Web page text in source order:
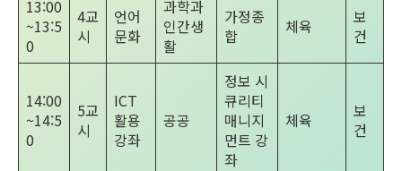
13:00
~13:5
0
4교
시
언어
문화
과학과
인간생
활
가정종
합
체육
보
건
14:00
~14:5
0
5교
시
ICT
활용
강좌
공공
정보 시
큐리티
매니지
먼트 강
좌
체육
보
건